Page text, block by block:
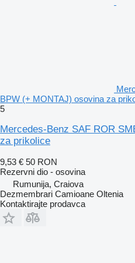
BPW (+ MONTAJ) osovina za
5
Mercedes-Benz SAF ROR
za prikolice
9,53 € 50 RON
Rezervni dio - osovina
Rumunija, Craiova
Dezmembrari Camioane Oltenia
Kontaktirajte prodavca